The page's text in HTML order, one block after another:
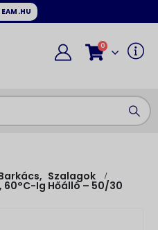
0
, Szalagok
60°C-Ig Hőálló – 50/30